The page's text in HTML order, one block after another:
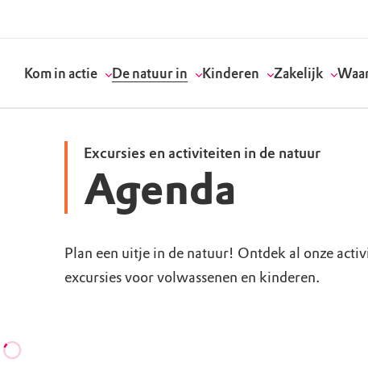
Kom in actie
Word vrijwilliger
De natuur in
Natuurgebieden
Kinderen
Verjaardagsfeestjes
Zakelijk
Vergaderen in de
Actuele thema's
Excursies en activiteiten in de natuur
Agenda
Plan een uitje in de natuur! Ontdek al onze
excursies voor volwassenen en kinderen.